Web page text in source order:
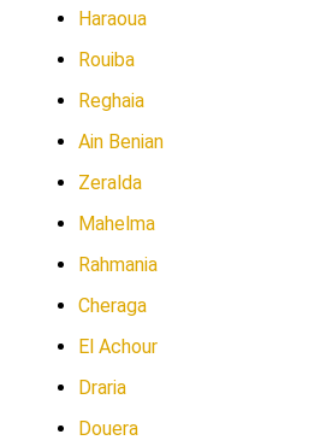
Haraoua
Rouiba
Reghaia
Ain Benian
Zeralda
Mahelma
Rahmania
Cheraga
El Achour
Draria
Douera